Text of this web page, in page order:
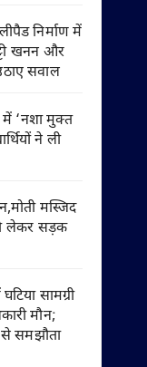
निर्माण में
खनन और
सवाल
में ‘नशा मुक्त
ने ली
मस्जिद
लेकर सड़क
सामग्री
मौन;
से समझौता